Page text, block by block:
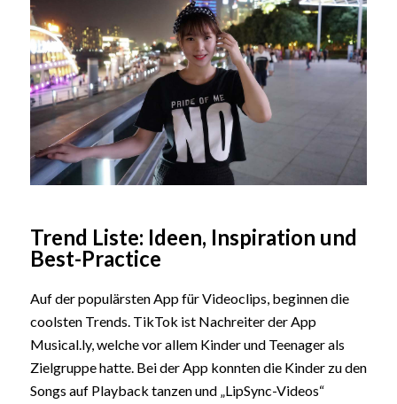
Trend Liste: Ideen, Inspiration und
Best-Practice
Auf der populärsten App für Videoclips, beginnen die
coolsten Trends. TikTok ist Nachreiter der App
Musical.ly, welche vor allem Kinder und Teenager als
Zielgruppe hatte. Bei der App konnten die Kinder zu den
Songs auf Playback tanzen und „LipSync-Videos“